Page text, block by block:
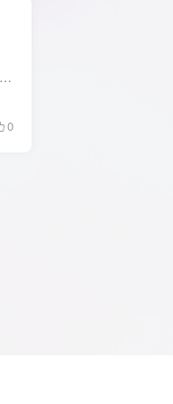
爱剪辑是一款能让用户实现掌上视频编辑，帮助用户自由剪辑美好生活记录的视频软件。 通过便捷的制作和快速的上手，解放你的想象力，实现你的无限脑洞和趣味创意！ 全能剪辑：拥有多轨视频剪辑：...
0